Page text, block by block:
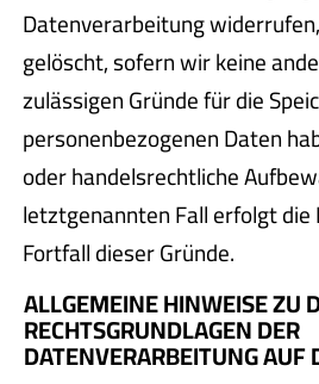
Datenverarbeitung
gelöscht, sofern wir keine
zulässigen Gründe für die
personenbezogenen Daten
oder handelsrechtliche
letztgenannten Fall erfolgt die
Fortfall dieser Gründe.
ALLGEMEINE HINWEISE ZU
RECHTSGRUNDLAGEN DER
DATENVERARBEITUNG AUF